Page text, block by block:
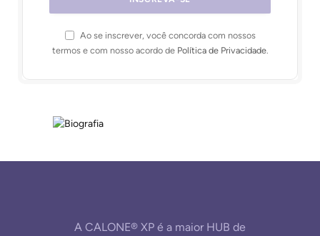
Ao se inscrever, você concorda com nossos
termos e com nosso acordo de Política de Privacidade.
A CALONE® XP é a maior HUB de